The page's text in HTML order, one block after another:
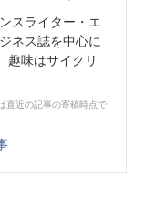
スライター・エ
ネス誌を中心に
趣味はサイクリ
直近の記事の寄稿時点で